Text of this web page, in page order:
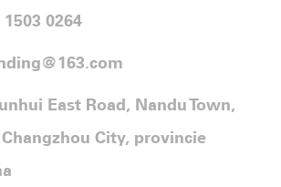
1503 0264
East Road, Nandu Town,
City, provincie